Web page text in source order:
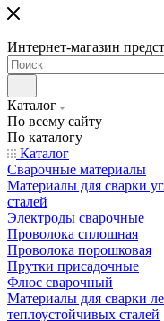
Интернет-магазин
Каталог
По всему сайту
По каталогу
Каталог
Сварочные материалы
Материалы для сварки
сталей
Электроды сварочные
Проволока сплошная
Проволока порошковая
Прутки присадочные
Флюс сварочный
Материалы для сварки
теплоустойчивых сталей